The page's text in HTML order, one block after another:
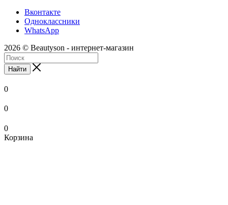
Вконтакте
Одноклассники
WhatsApp
2026 © Beautyson - интернет-магазин
Найти
0
0
0
Корзина